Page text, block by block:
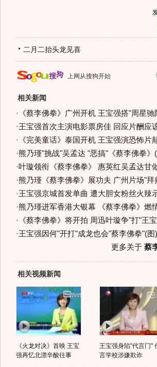
二月二抬头龙见喜
上网从搜狗开始
相关新闻
· 《蔡李佛拳》广州开机 王宝强搭"周星驰
·王宝强首次主演电影票房佳 回应片酬应
· 《完美童话》泰国开机 王宝强演恐怖片
·熊乃瑾"挑战"吴孟达 "恶搞"《蔡李佛拳》
·叶璇领衔《蔡李佛拳》 惠英红吴孟达甘
·熊乃瑾《蔡李佛拳》展功夫 广州片场"拜
·王宝强京城首发单曲 遭大胆女粉丝火辣
·熊乃瑾进军香港大银幕 《蔡李佛拳》燃
· 《蔡李佛拳》将开拍 周迅叶璇争"打"王
·王宝强因何"开打"成龙也会"蔡李佛拳"(图)
更多关于 蔡
相关视频新闻
《火龙对决》首映 王宝
强再忆北漂辛酸往事
王宝强身陷"代言门"
言学校涉嫌欺诈